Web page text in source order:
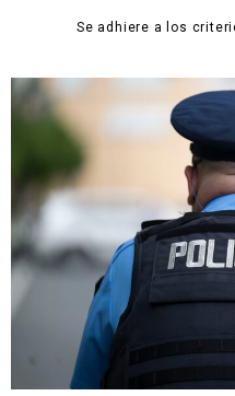
Se adhiere a los